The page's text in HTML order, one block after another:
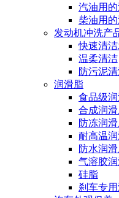
汽油用的
柴油用的
发动机冲洗产
快速清
温柔清洁
防污泥
润滑脂
食品级
合成润
防冻润
耐高温
防水润
气溶胶
硅脂
刹车专